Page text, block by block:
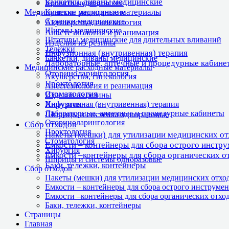
Медицинские расходные материалы
Акушерство, гинекология
Анестезиология и реанимация
Изделия из резины
Инфузионная (внутривенная) терапия
Лабораторные, аптечные и процедурные
Оториноларингология
Проктология
Стоматология
Хирургия
Шприцы и системы одноразовые
Сбор отходов
Пакеты (мешки) для утилизации медицинских
Емкости – контейнеры для сбора острого
Емкости –контейнеры для сбора органических
Баки, тележки, контейнеры
Кровати медицинские
Кушетки медицинские
Столики медицинские
Ширмы медицинские
Штативы медицинские для длительных вливаний
Тележки
Банкетки, диваны медицинские
Медицинские расходные материалы
Акушерство, гинекология
Анестезиология и реанимация
Изделия из резины
Инфузионная (внутривенная) терапия
Лабораторные, аптечные и процедурные кабинеты
Оториноларингология
Проктология
Стоматология
Хирургия
Шприцы и системы одноразовые
Сбор отходов
Пакеты (мешки) для утилизации медицинских
Емкости – контейнеры для сбора острого
Емкости –контейнеры для сбора органических
Баки, тележки, контейнеры
Страницы
Главная